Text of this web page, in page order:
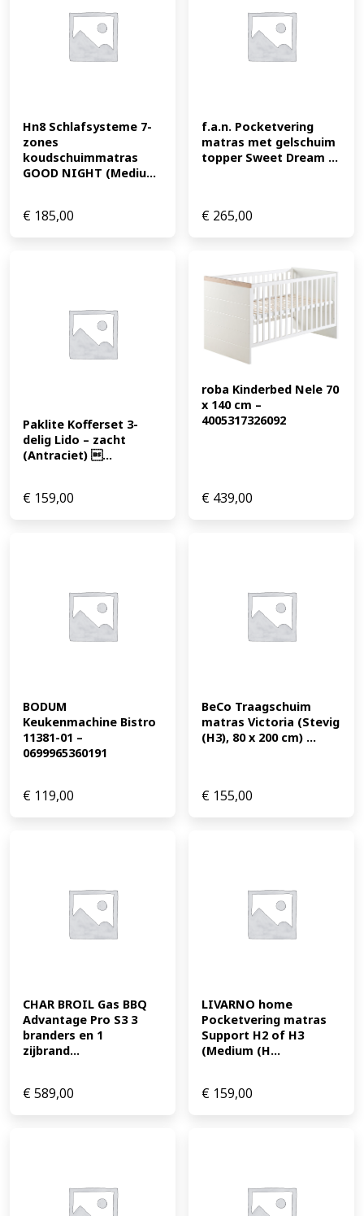
Hn8 Schlafsysteme 7-
zones
koudschuimmatras
GOOD NIGHT (Mediu...
€ 185,00
f.a.n. Pocketvering
matras met gelschuim
topper Sweet Dream ...
€ 265,00
Paklite Kofferset 3-
delig Lido – zacht
(Antraciet) ...
€ 159,00
roba Kinderbed Nele 70
x 140 cm –
4005317326092
€ 439,00
BODUM
Keukenmachine Bistro
11381-01 –
0699965360191
€ 119,00
BeCo Traagschuim
matras Victoria (Stevig
(H3), 80 x 200 cm) ...
€ 155,00
CHAR BROIL Gas BBQ
Advantage Pro S3 3
branders en 1
zijbrand...
€589,00
LIVARNO home
Pocketvering matras
Support H2 of H3
(Medium (H...
€ 159,00